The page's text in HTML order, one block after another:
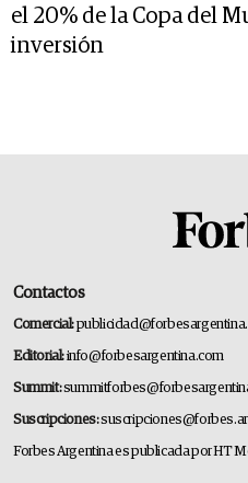
el 20% de la Copa del
inversión
Contactos
Comercial:
Editorial:info@forbesargentina.com
Summit:
Suscripciones:suscripciones@forbes.ar
Forbes Argentina es publicada por HT